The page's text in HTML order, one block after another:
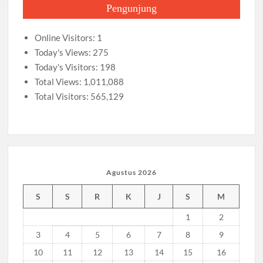
Diwarnai Penampilan Tari Kreasi Berselendang
Pramuka yang Lebih Inovatif dan Progresif
Peringanti Momentum Hardiknas, Kwarran Sedati Gelar Rapat
Kerja
ke-
63,
Dimeriahkan
Atraksi
Aeromodelling,
Semaphore
Pengunjung
Online Visitors: 1
Today's Views: 275
Today's Visitors: 198
Total Views: 1,011,088
Total Visitors: 565,129
Agustus 2026
S S R K J S M
1
2
3
4 5 6 7 8
9
10
11 12 13 14 15 16